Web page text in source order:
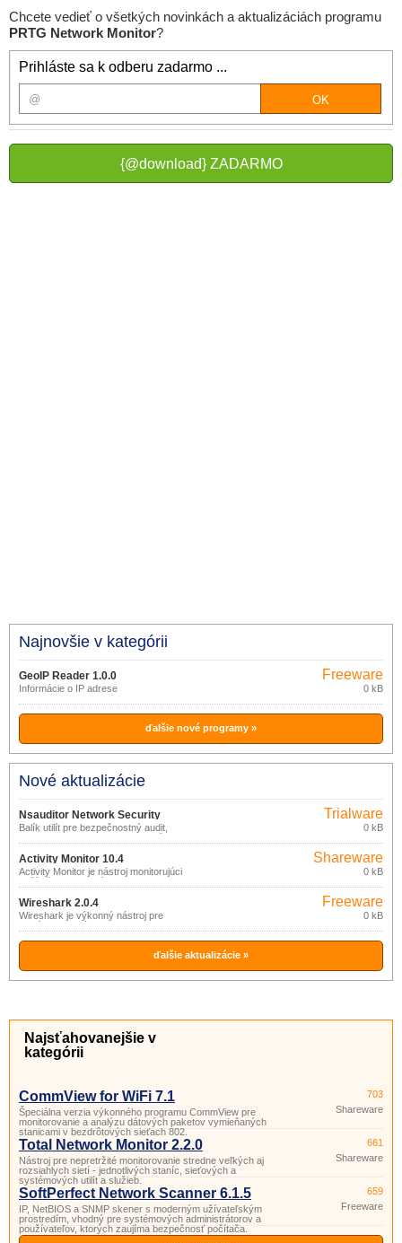
Chcete vedieť o všetkých novinkách a aktualizáciách programu
PRTG Network Monitor?
Prihláste sa k odberu zadarmo ...
{@download} ZADARMO
Najnovšie v kategórii
GeoIP Reader 1.0.0
Informácie o IP adrese
Freeware
0 kB
ďalšie nové programy »
Nové aktualizácie
Nsauditor Network Security
Audítor 3.0.14
Balík utilít pre bezpečnostný audit,
monitorovanie a skenovanie sietí.
Trialware
0 kB
Activity Monitor 10.4
Activity Monitor je nástroj monitorujúci
počítače v sieti: snímky pracovnej
plochy, spustené programy, navštívené
weby, stlačené klávesy a pod.
Shareware
0 kB
Wireshark 2.0.4
Wireshark je výkonný nástroj pre
analýzu sieťových protokolov,
umožňujúci zachytávanie a podrobné
skúmanie dát pretekajúcich sietí alebo
zachytených a uložených na disku.
Freeware
0 kB
ďalšie aktualizácie »
Najsťahovanejšie v
kategórii
CommView for WiFi 7.1
Špeciálna verzia výkonného programu CommView pre
monitorovanie a analýzu dátových paketov vymieňaných
stanicami v bezdrôtových sieťach 802.
703
Shareware
Total Network Monitor 2.2.0
Nástroj pre nepretržité monitorovanie stredne veľkých aj
rozsiahlych sietí - jednotlivých staníc, sieťových a
systémových utilít a služieb.
661
Shareware
SoftPerfect Network Scanner 6.1.5
IP, NetBIOS a SNMP skener s moderným užívateľským
prostredím, vhodný pre systémových administrátorov a
používateľov, ktorých zaujíma bezpečnosť počítača.
659
Freeware